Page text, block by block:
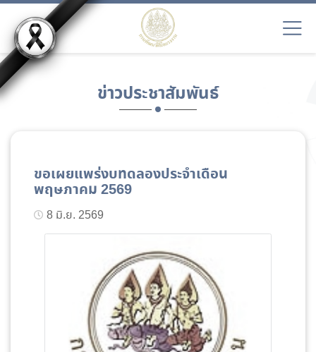
ข่าวประชาสัมพันธ์
ขอเผยแพร่งบทดลองประจำเดือน
พฤษภาคม 2569
8 มิ.ย. 2569